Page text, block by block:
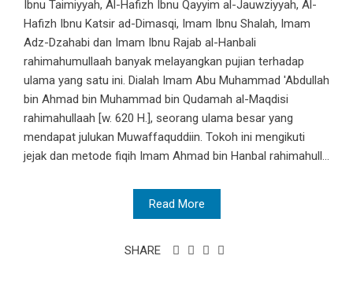
Ibnu Taimiyyah, Al-Hafizh Ibnu Qayyim al-Jauwziyyah, Al-
Hafizh Ibnu Katsir ad-Dimasqi, Imam Ibnu Shalah, Imam
Adz-Dzahabi dan Imam Ibnu Rajab al-Hanbali
rahimahumullaah banyak melayangkan pujian terhadap
ulama yang satu ini. Dialah Imam Abu Muhammad 'Abdullah
bin Ahmad bin Muhammad bin Qudamah al-Maqdisi
rahimahullaah [w. 620 H.], seorang ulama besar yang
mendapat julukan Muwaffaquddiin. Tokoh ini mengikuti
jejak dan metode fiqih Imam Ahmad bin Hanbal rahimahull...
Read More
SHARE